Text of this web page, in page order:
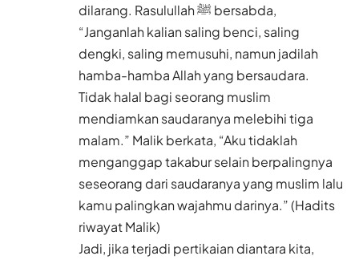
dilarang. Rasulullah ﷺ bersabda,
“Janganlah kalian saling benci, saling
dengki, saling memusuhi, namun jadilah
hamba-hamba Allah yang bersaudara.
Tidak halal bagi seorang muslim
mendiamkan saudaranya melebihi tiga
malam.” Malik berkata, “Aku tidaklah
menganggap takabur selain berpalingnya
seseorang dari saudaranya yang muslim lalu
kamu palingkan wajahmu darinya.” (Hadits
riwayat Malik)
Jadi, jika terjadi pertikaian diantara kita,